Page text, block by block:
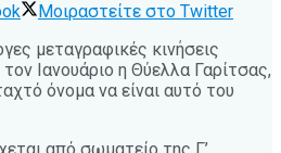
Μοιραστείτε στο Twitter
μεταγραφικές κινήσεις
Ιανουάριο η Θύελλα Γαρίτσας,
όνομα να είναι αυτό του